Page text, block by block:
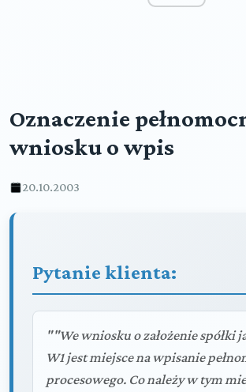
Oznaczenie
wniosku o wpis
20.10.2003
Pytanie klienta:
""We wniosku o założenie spółki
W1 jest miejsce na wpisanie
procesowego. Co należy w tym